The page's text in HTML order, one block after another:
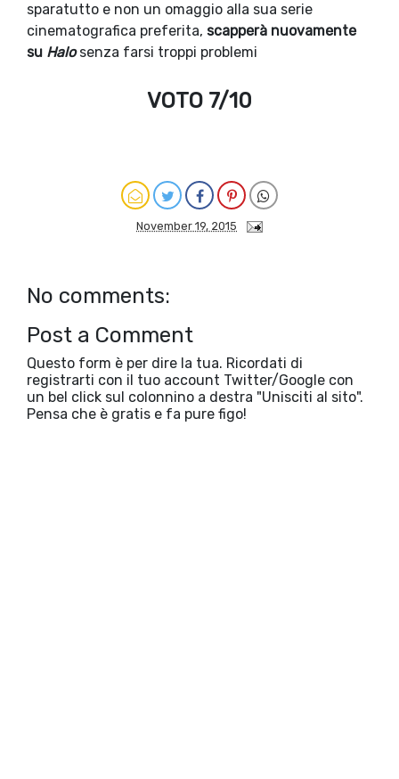
sparatutto e non un omaggio alla sua serie
cinematografica preferita, scapperà nuovamente
su Halosenza farsi troppi problemi
VOTO 7/10
November 19, 2015
No comments:
Post a Comment
Questo form è per dire la tua. Ricordati di
registrarti con il tuo account Twitter/Google con
un bel click sul colonnino a destra "Unisciti al sito".
Pensa che è gratis e fa pure figo!